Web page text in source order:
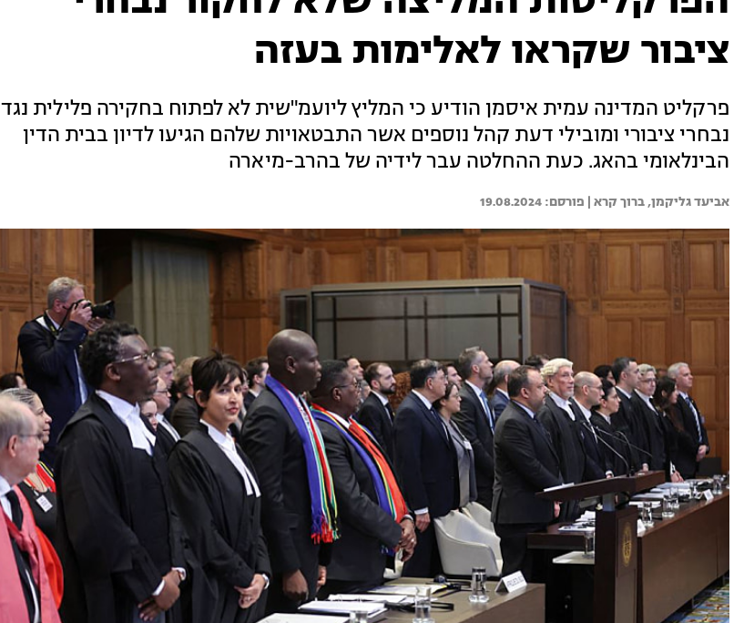
ציבור שקראו לאלימות בעזה
פרקליט המדינה עמית איסמן הודיע כי המליץ ליועמ"שית לא לפתוח בחקירה פלילית נגד
נבחרי ציבורי ומובילי דעת קהל נוספים אשר התבטאויות שלהם הגיעו לדיון בבית הדין
הבינלאומי בהאג. כעת ההחלטה עבר לידיה של בהרב-מיארה
אביעד גליקמן, ברוך קרא | 19.08.2024